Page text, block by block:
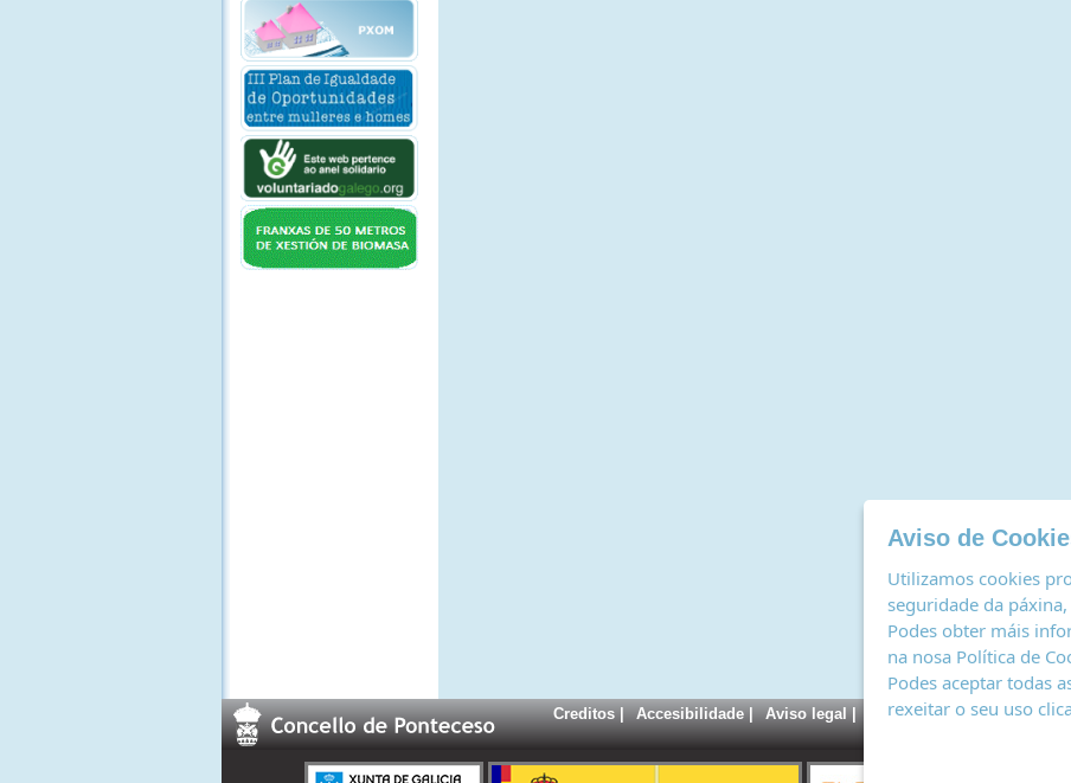
Creditos| Accesibilidade| Aviso legal| Política de cookies|
Aviso de
Utilizamos cookies
seguridade da
Podes obter máis
na nosa Política de
Podes aceptar todas
rexeitar o seu uso